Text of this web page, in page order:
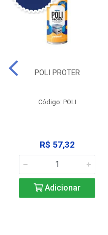
POLI PROTER
Código: POLI
R$ 57,32
Adicionar